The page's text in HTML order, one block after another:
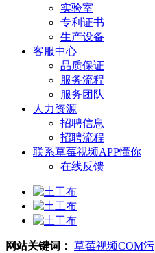
实验室
专利证书
生产设备
客服中心
品质保证
服务流程
服务团队
人力资源
招聘信息
招聘流程
联系草莓视频APP懂你
在线反馈
网站关键词： 草莓视频COM污